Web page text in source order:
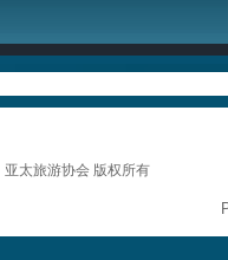
亚太旅游协会 版权所有